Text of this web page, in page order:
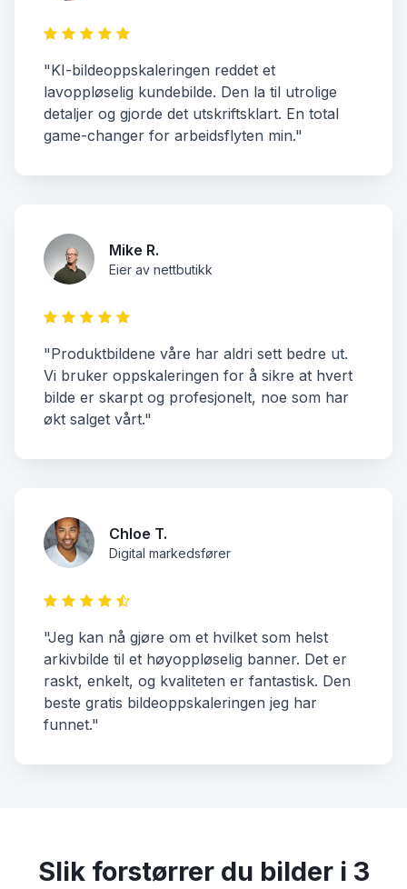
"KI-bildeoppskaleringen reddet et
lavoppløselig kundebilde. Den la til utrolige
detaljer og gjorde det utskriftsklart. En total
game-changer for arbeidsflyten min."
Mike R.
Eier av nettbutikk
"Produktbildene våre har aldri sett bedre ut.
Vi bruker oppskaleringen for å sikre at hvert
bilde er skarpt og profesjonelt, noe som har
økt salget vårt."
Chloe T.
Digital markedsfører
"Jeg kan nå gjøre om et hvilket som helst
arkivbilde til et høyoppløselig banner. Det er
raskt, enkelt, og kvaliteten er fantastisk. Den
beste gratis bildeoppskaleringen jeg har
funnet."
Slik forstørrer du bilder i 3